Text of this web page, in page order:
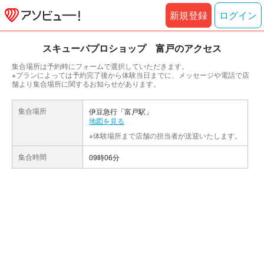
新規登録 ログイン
スキューバプロショップ 富戸のアクセス
集合場所は予約時にフォームで選択していただきます。
※プランによっては予約完了後から体験当日までに、メッセージや電話で店
舗より集合場所に関するお知らせがあります。
集合場所
伊豆急行「富戸駅」
地図を見る
※体験場所まで店舗の担当者が送迎いたします。
集合時間 09時06分